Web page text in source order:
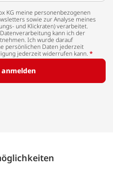
KG meine personenbezogenen
sowie zur Analyse meines
und Klickraten) verarbeitet.
kann ich der
Ich wurde darauf
persönlichen Daten jederzeit
jederzeit widerrufen kann. *
anmelden